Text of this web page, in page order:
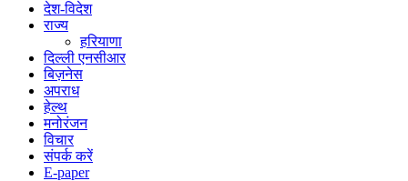
देश-विदेश
राज्य
हरियाणा
दिल्ली एनसीआर
बिज़नेस
अपराध
हेल्थ
मनोरंजन
विचार
संपर्क करें
E-paper